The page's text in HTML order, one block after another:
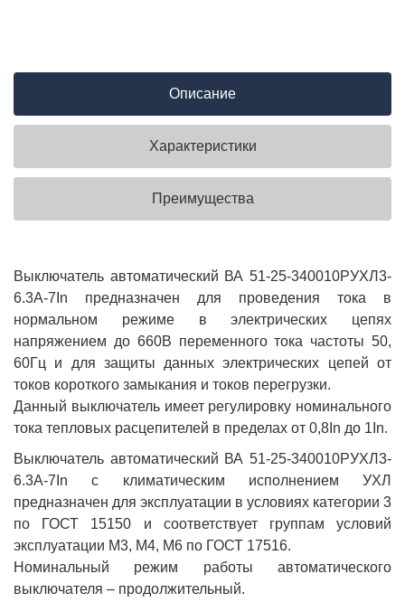
Описание
Характеристики
Преимущества
Выключатель автоматический ВА 51-25-340010РУХЛ3-
6.3А-7In предназначен для проведения тока в
нормальном режиме в электрических цепях
напряжением до 660В переменного тока частоты 50,
60Гц и для защиты данных электрических цепей от
токов короткого замыкания и токов перегрузки.
Данный выключатель имеет регулировку номинального
тока тепловых расцепителей в пределах от 0,8In до 1In.
Выключатель автоматический ВА 51-25-340010РУХЛ3-
6.3А-7In с климатическим исполнением УХЛ
предназначен для эксплуатации в условиях категории 3
по ГОСТ 15150 и соответствует группам условий
эксплуатации М3, М4, М6 по ГОСТ 17516.
Номинальный режим работы автоматического
выключателя – продолжительный.